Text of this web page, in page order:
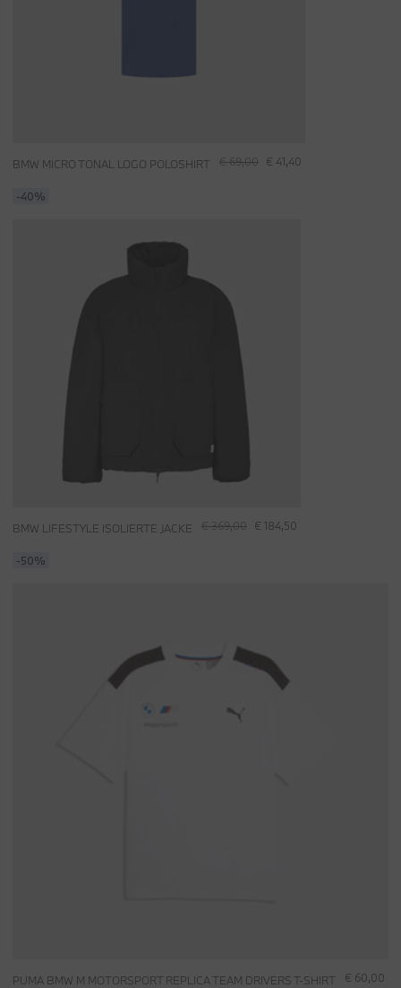
€ 69,00 € 41,40
BMW MICRO TONAL LOGO POLOSHIRT
-40%
€ 369,00 € 184,50
BMW LIFESTYLE ISOLIERTE JACKE
-50%
€ 60,00
PUMA BMW M MOTORSPORT REPLICA TEAM DRIVERS T-SHIRT